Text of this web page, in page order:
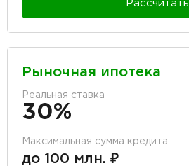
Рассчитать
Рыночная ипотека
Реальная ставка
30%
Максимальная сумма кредита
до 100 млн. ₽